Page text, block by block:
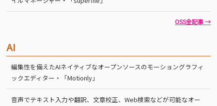
OSS全記事 →
AI
編集性を備えたAIネイティブなオープンソースのモーショングラフィ
ックエディター・「Motionly」
音声でテキスト入力や翻訳、文章校正、Web検索などが可能なオー